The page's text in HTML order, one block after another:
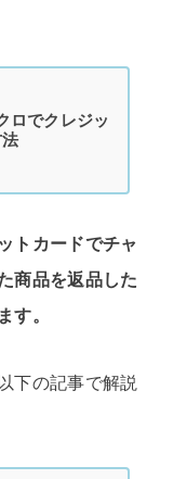
ロでクレジッ
法
トカードでチャ
商品を返品した
す。
下の記事で解説